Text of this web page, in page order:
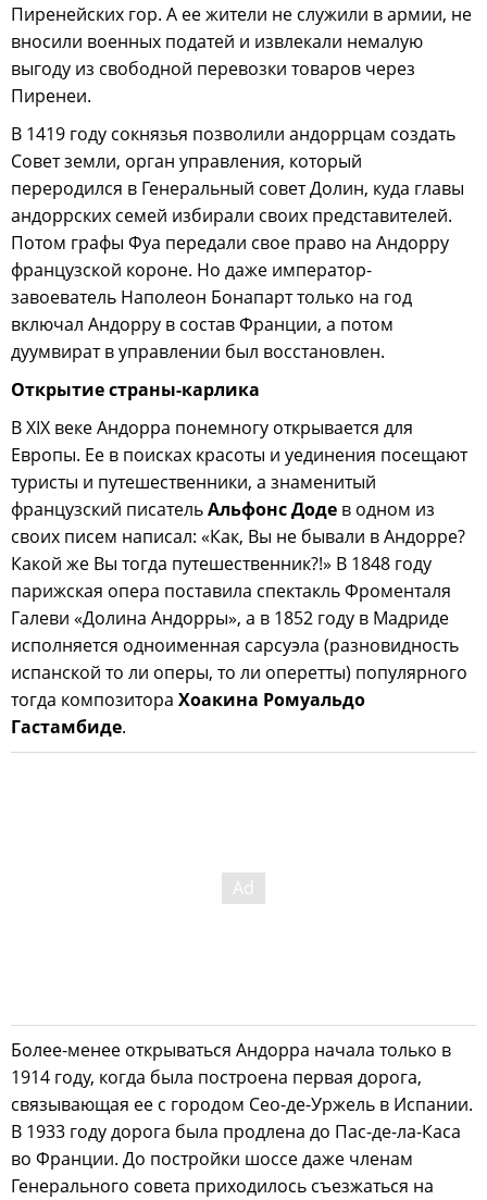
Пиренейских гор. А ее жители не служили в армии, не
вносили военных податей и извлекали немалую
выгоду из свободной перевозки товаров через
Пиренеи.
В 1419 году сокнязья позволили андоррцам создать
Совет земли, орган управления, который
переродился в Генеральный совет Долин, куда главы
андоррских семей избирали своих представителей.
Потом графы Фуа передали свое право на Андорру
французской короне. Но даже император-
завоеватель Наполеон Бонапарт только на год
включал Андорру в состав Франции, а потом
дуумвират в управлении был восстановлен.
Открытие страны-карлика
В XIX веке Андорра понемногу открывается для
Европы. Ее в поисках красоты и уединения посещают
туристы и путешественники, а знаменитый
французский писательАльфонс Доде в одном из
своих писем написал: «Как, Вы не бывали в Андорре?
Какой же Вы тогда путешественник?!» В 1848 году
парижская опера поставила спектакль Фроменталя
Галеви «Долина Андорры», а в 1852 году в Мадриде
исполняется одноименная сарсуэла (разновидность
испанской то ли оперы, то ли оперетты) популярного
тогда композитора Хоакина Ромуальдо
Гастамбиде.
Более-менее открываться Андорра начала только в
1914 году, когда была построена первая дорога,
связывающая ее с городом Сео-де-Уржель в Испании.
В 1933 году дорога была продлена до Пас-де-ла-Каса
во Франции. До постройки шоссе даже членам
Генерального совета приходилось съезжаться на